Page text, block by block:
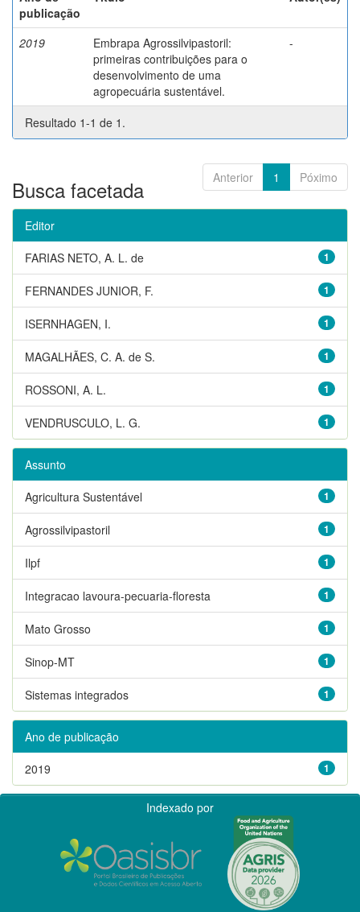
publicação
2019
Embrapa Agrossilvipastoril:
primeiras contribuições para o
desenvolvimento de uma
agropecuária sustentável.
-
Resultado 1-1 de 1.
Anterior 1 Póximo
Busca facetada
Editor
1
FARIAS NETO, A. L. de
1
FERNANDES JUNIOR, F.
1
ISERNHAGEN, I.
1
MAGALHÃES, C. A. de S.
1
ROSSONI, A. L.
1
VENDRUSCULO, L. G.
Assunto
1
Agricultura Sustentável
1
Agrossilvipastoril
1
Ilpf
1
Integracao lavoura-pecuaria-floresta
1
Mato Grosso
1
Sinop-MT
1
Sistemas integrados
Ano de publicação
1
2019
Indexado por